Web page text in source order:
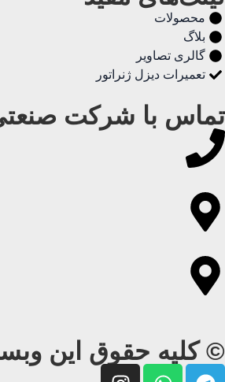
محصولات
بلاگ
گالری تصاویر
تعمیرات دیزل ژنراتور
تماس با شرکت
© کلیه حقوق این